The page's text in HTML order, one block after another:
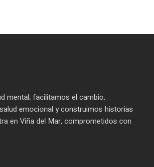
mental; facilitamos el cambio,
emocional y construimos historias
en Viña del Mar, comprometidos con